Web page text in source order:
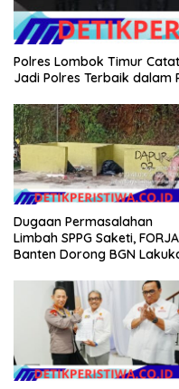
Polres Lombok Timur
Jadi Polres Terbaik dalam
Dugaan Permasalahan
Limbah SPPG Saketi, FORJA
Banten Dorong BGN